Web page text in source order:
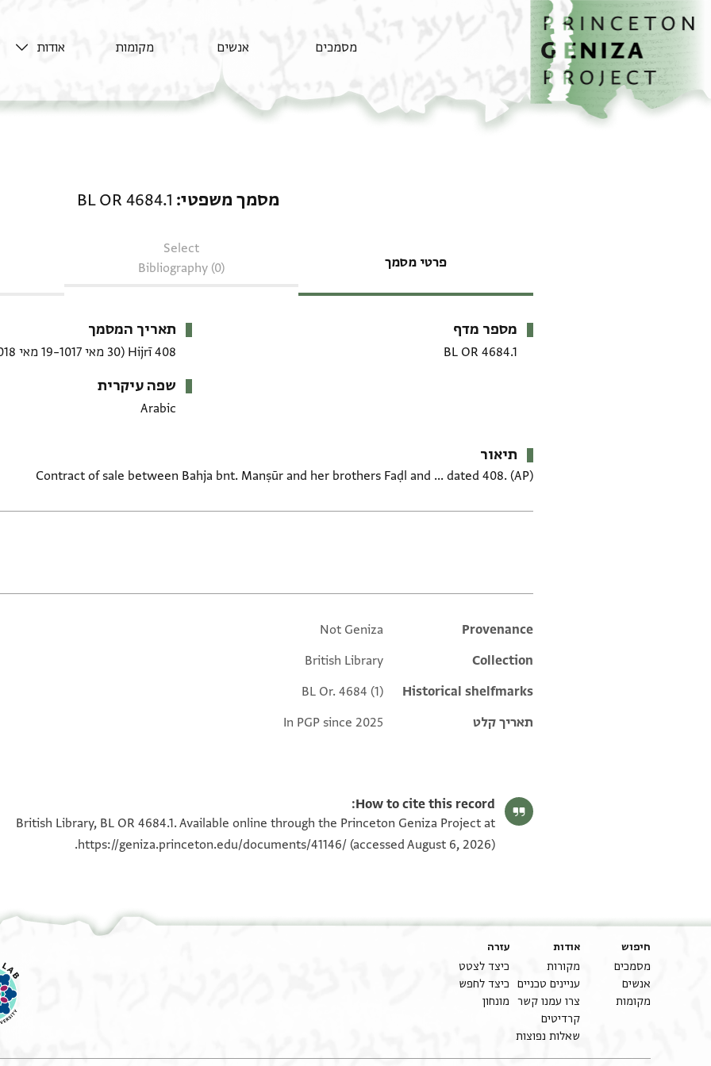
דילוג לתוכן
דף הבית
מסמכים אנשים מקומות אודות
מסמך משפטי BL OR 4684.1
פרטי מסמך
Select
Bibliography (0)
מטא-דאטא
מספר מדף
BL OR 4684.1
תאריך המסמך
408 Hijrī (30 מאי 1017–19 מאי 1018 CE)
שפה עיקרית
Arabic
תיאור
Contract of sale between Bahja bnt. Manṣūr and her brothers Faḍl and ... dated 408. (AP)
Additional metadata
Provenance
Not Geniza
Collection
British Library
Historical shelfmarks
BL Or. 4684 (1)
תאריך קלט
In PGP since 2025
How to cite this record:
British Library, BL OR 4684.1. Available online through the Princeton Geniza Project at
https://geniza.princeton.edu/documents/41146/ (accessed August 6, 2026).
חיפוש
מסמכים
אנשים
מקומות
אודות
מקורות
עניינים טכניים
צרו עמנו קשר
קרדיטים
שאלות נפוצות
עזרה
כיצד לצטט
כיצד לחפש
מונחון